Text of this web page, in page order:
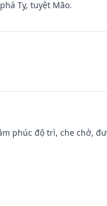
Tỵ, tuyệt Mão.
phúc độ trì, che chở,